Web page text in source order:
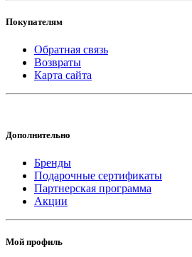
Покупателям
Обратная связь
Возвраты
Карта сайта
Дополнительно
Бренды
Подарочные сертификаты
Партнерская программа
Акции
Мой профиль